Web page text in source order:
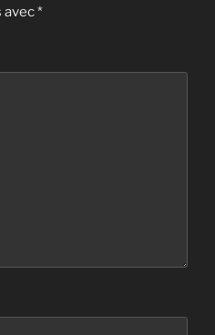
avec*